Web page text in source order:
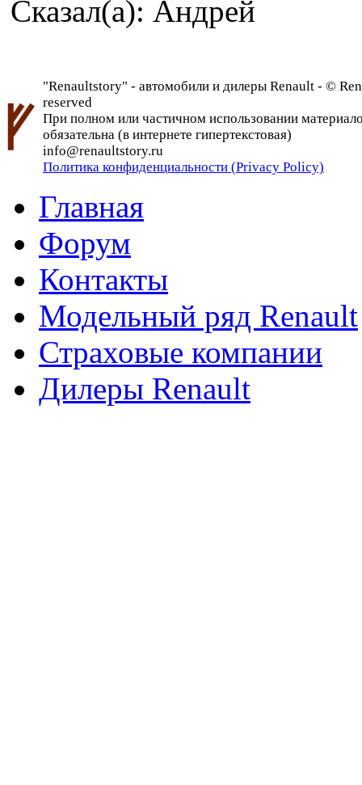
Сказал(а): Андрей
"Renaultstory" - автомобили и дилеры Renault - ©
reserved
При полном или частичном использовании
обязательна (в интернете гипертекстовая)
info@renaultstory.ru
Политика конфиденциальности (Privacy Policy)
Главная
Форум
Контакты
Модельный ряд Renault
Страховые компании
Дилеры Renault